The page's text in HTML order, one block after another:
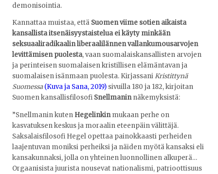
demonisointia.
Kannattaa muistaa, että Suomen viime sotien aikaista
kansallista itsenäisyystaistelua ei käyty minkään
seksuaaliradikaalin liberaalilännen vallankumousarvojen
levittämisen puolesta, vaan suomalaiskansallisten arvojen
ja perinteisen suomalaisen kristillisen elämäntavan ja
suomalaisen isänmaan puolesta. KirjassaniKristittynä
Suomessa (Kuva ja Sana, 2019) sivuilla 180 ja 182, kirjoitan
Suomen kansallisfilosofi Snellmaninnäkemyksistä:
”Snellmanin kuten Hegelinkinmukaan perhe on
kasvatuksen keskus ja moraalin eteenpäin välittäjä.
Saksalaisfilosofi Hegel opettaa painokkaasti perheiden
laajentuvan moniksi perheiksi ja näiden myötä kansaksi eli
kansakunnaksi, jolla on yhteinen luonnollinen alkuperä…
Orgaanisista juurista nousevat nationalismi, patrioottisuus